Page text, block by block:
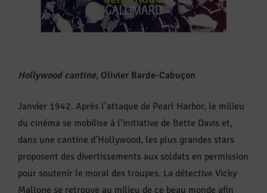
Hollywood cantine, Olivier Barde-Cabuçon
Janvier 1942. Après l’attaque de Pearl Harbor, le milieu
du cinéma se mobilise à l’initiative de Bette Davis et,
dans une cantine d’Hollywood, les plus grandes stars
proposent des divertissements aux soldats en permission
pour soutenir le moral des troupes. La détective Vicky
Mallone se retrouve au milieu de ce beau monde afin